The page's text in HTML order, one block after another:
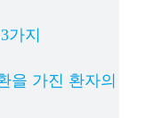
가지
을 가진 환자의